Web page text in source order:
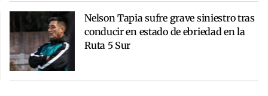
Nelson Tapia sufre grave siniestro tras
conducir en estado de ebriedad en la
Ruta 5 Sur